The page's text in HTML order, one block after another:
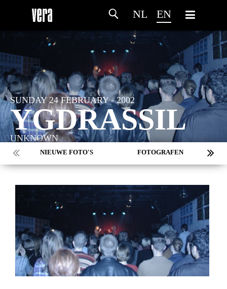
NL EN
SUNDAY 24 FEBRUARY - 2002
YGDRASSIL
UNKNOWN
NIEUWE FOTO'S FOTOGRAFEN
MARC DE KROSSE
PEER
MISCHA VEENEMA
JEROEN DEKKER
BOB DE VRIES
RICHARD POSTMA
SASKIA LUDDEN
ANNA HIEP